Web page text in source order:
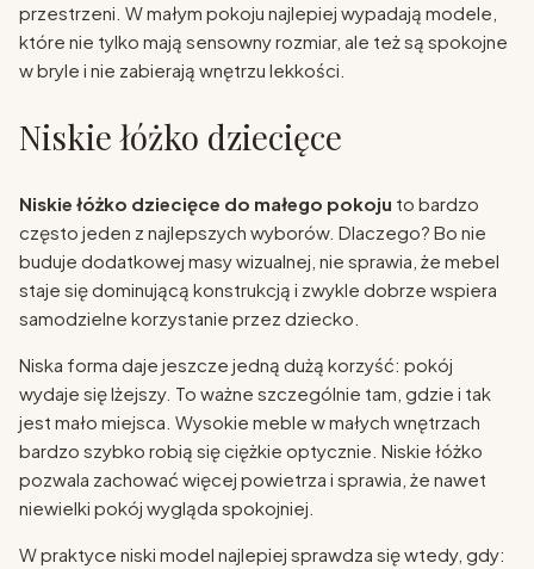
przestrzeni. W małym pokoju najlepiej wypadają modele,
które nie tylko mają sensowny rozmiar, ale też są spokojne
w bryle i nie zabierają wnętrzu lekkości.
Niskie łóżko dziecięce
Niskie łóżko dziecięce do małego pokoju to bardzo
często jeden z najlepszych wyborów. Dlaczego? Bo nie
buduje dodatkowej masy wizualnej, nie sprawia, że mebel
staje się dominującą konstrukcją i zwykle dobrze wspiera
samodzielne korzystanie przez dziecko.
Niska forma daje jeszcze jedną dużą korzyść: pokój
wydaje się lżejszy. To ważne szczególnie tam, gdzie i tak
jest mało miejsca. Wysokie meble w małych wnętrzach
bardzo szybko robią się ciężkie optycznie. Niskie łóżko
pozwala zachować więcej powietrza i sprawia, że nawet
niewielki pokój wygląda spokojniej.
W praktyce niski model najlepiej sprawdza się wtedy, gdy: